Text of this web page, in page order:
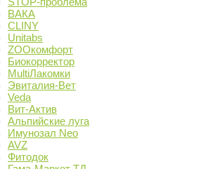
ВАКА
CLINY
Unitabs
ZOOкомфорт
Биокорректор
MultiЛакомки
Эвиталия-Вет
Veda
Вит-Актив
Альпийские луга
Имунозал Neo
AVZ
Фитодок